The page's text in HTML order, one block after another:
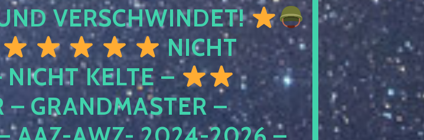
VERSCHWINDET!
NICHT
NICHT KELTE –
GRANDMASTER – S